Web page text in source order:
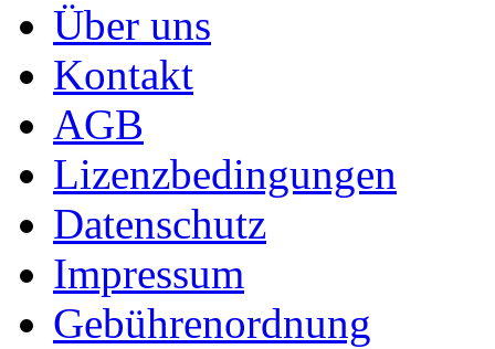
Über uns
Kontakt
AGB
Lizenzbedingungen
Datenschutz
Impressum
Gebührenordnung